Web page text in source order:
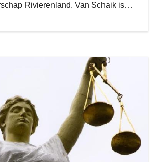
Rivierenland. Van Schaik is…